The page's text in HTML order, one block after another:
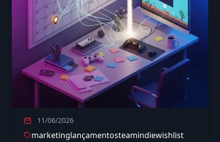
11/06/2026
marketinglançamentosteamindiewishlist